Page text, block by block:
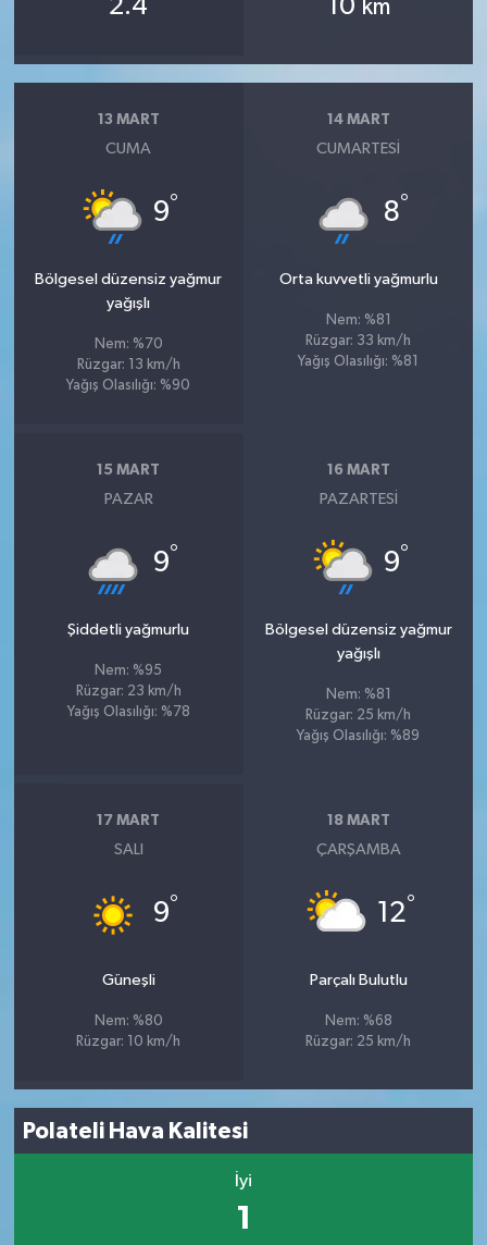
2.4 10 km
13 MART
CUMA
9°
Bölgesel düzensiz yağmur
yağışlı
Nem: %70
Rüzgar: 13 km/h
Yağış Olasılığı: %90
14 MART
CUMARTESI
8°
Orta kuvvetli yağmurlu
Nem: %81
Rüzgar: 33 km/h
Yağış Olasılığı: %81
15 MART
PAZAR
9°
Şiddetli yağmurlu
Nem: %95
Rüzgar: 23 km/h
Yağış Olasılığı: %78
16 MART
PAZARTESI
9°
Bölgesel düzensiz yağmur
yağışlı
Nem: %81
Rüzgar: 25 km/h
Yağış Olasılığı: %89
17 MART
SALI
9°
Güneşli
Nem: %80
Rüzgar: 10 km/h
18 MART
ÇARŞAMBA
12°
Parçalı Bulutlu
Nem: %68
Rüzgar: 25 km/h
Polateli Hava Kalitesi
İyi
1